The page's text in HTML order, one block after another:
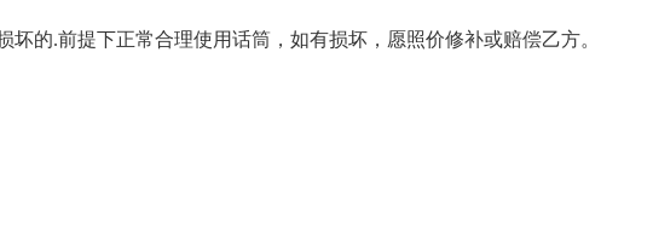
坏的.前提下正常合理使用话筒，如有损坏，愿照价修补或赔偿乙方。